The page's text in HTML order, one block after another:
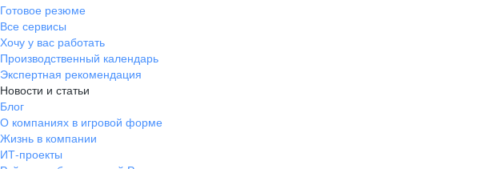
Готовое резюме
Все сервисы
Хочу у вас работать
Производственный календарь
Экспертная рекомендация
Новости и статьи
Блог
О компаниях в игровой форме
Жизнь в компании
ИТ-проекты